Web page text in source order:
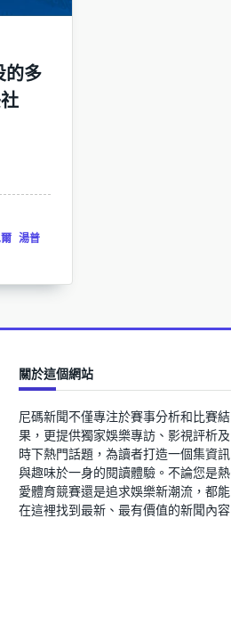
的多
湯普
關於這個網站
尼碼新聞不僅專注於賽事分析和比賽結
果，更提供獨家娛樂專訪、影視評析及
時下熱門話題，為讀者打造一個集資訊
與趣味於一身的閱讀體驗。不論您是熱
愛體育競賽還是追求娛樂新潮流，都能
在這裡找到最新、最有價值的新聞內容